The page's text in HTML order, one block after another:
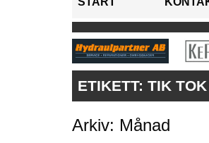
ETIKETT: TIK TOK
Arkiv: Månad